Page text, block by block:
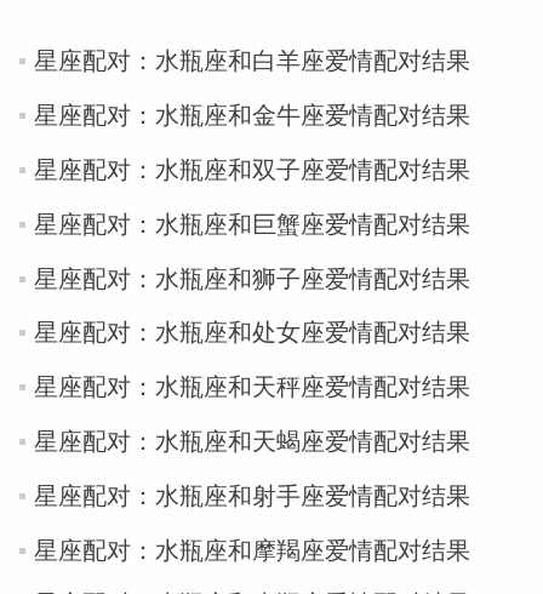
miller
星座配对：水瓶座和白羊座爱情配对结果
星座配对：水瓶座和金牛座爱情配对结果
星座配对：水瓶座和双子座爱情配对结果
星座配对：水瓶座和巨蟹座爱情配对结果
星座配对：水瓶座和狮子座爱情配对结果
星座配对：水瓶座和处女座爱情配对结果
星座配对：水瓶座和天秤座爱情配对结果
星座配对：水瓶座和天蝎座爱情配对结果
星座配对：水瓶座和射手座爱情配对结果
星座配对：水瓶座和摩羯座爱情配对结果